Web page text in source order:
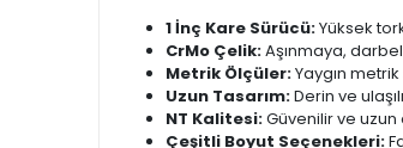
1 İnç Kare Sürücü:Yüksek
CrMo Çelik:Aşınmaya,
Metrik Ölçüler:Yaygın
Uzun Tasarım:Derin ve
NT Kalitesi:Güvenilir ve
Çeşitli Boyut Seçenekleri: